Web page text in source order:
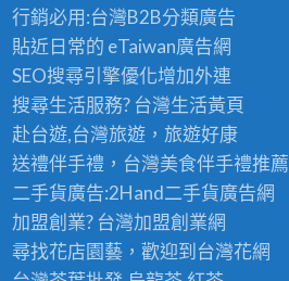
行銷必用:台灣B2B分類廣告
貼近日常的 eTaiwan廣告網
SEO搜尋引擎優化增加外連
搜尋生活服務? 台灣生活黃頁
赴台遊,台灣旅遊，旅遊好康
送禮伴手禮，台灣美食伴手禮推薦
二手貨廣告:2Hand二手貨廣告網
加盟創業? 台灣加盟創業網
尋找花店園藝，歡迎到 台灣花網